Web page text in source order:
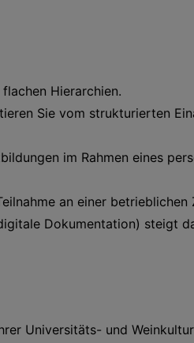
Hierarchien.
Sie vom strukturierten
im Rahmen eines
an einer
Dokumentation) steigt
Universitäts- und